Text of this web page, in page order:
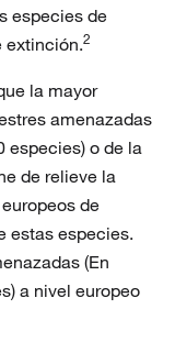
especies de
extinción.2
la mayor
amenazadas
especies) o de la
de relieve la
de
estas especies.
(En
a nivel europeo